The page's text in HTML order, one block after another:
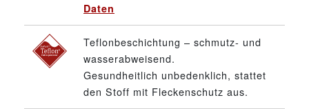
Daten
Teflonbeschichtung – schmutz- und
wasserabweisend.
Gesundheitlich unbedenklich, stattet
den Stoff mit Fleckenschutz aus.